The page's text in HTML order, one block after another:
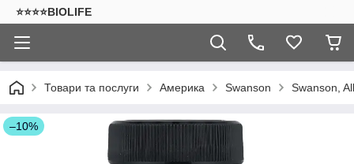
⭐⭐⭐⭐BIOLIFE
Товари та послуги Америка Swanson Swanson,
–10%